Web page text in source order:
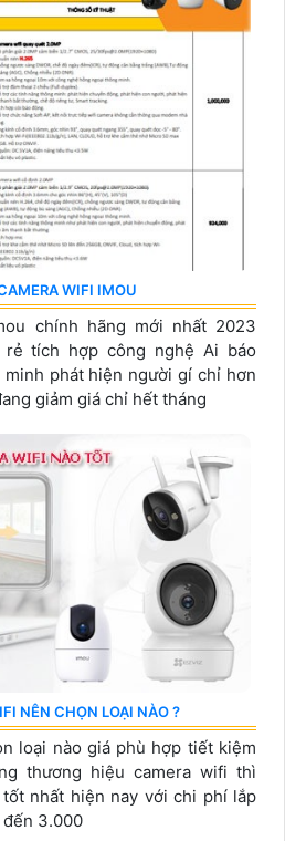
WIFI IMOU
chính hãng mới nhất 2023
rẻ tích hợp công nghệ Ai báo
phát hiện người gí chỉ hơn
giảm giá chỉ hết tháng
NÊN CHỌN LOẠI NÀO ?
loại nào giá phù hợp tiết kiệm
thương hiệu camera wifi thì
nhất hiện nay với chi phí lắp
3.000